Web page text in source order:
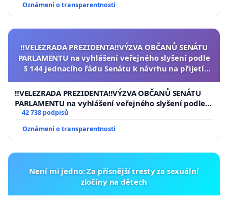
Oznámení o transparentnosti
‼️VELEZRADA PREZIDENTA‼️VÝZVA OBČANŮ SENÁTU
PARLAMENTU na vyhlášení veřejného slyšení podle
§ 144 jednacího řádu Senátu k návrhu na přijetí
republiky
‼️VELEZRADA PREZIDENTA‼️VÝZVA OBČANŮ SENÁTU
PARLAMENTU na vyhlášení veřejného slyšení podle §
144 jednacího řádu Senátu k návrhu na přijetí
usnesení k podání ústavní žaloby na prezidenta
republiky
42 738 podpisů
Oznámení o transparentnosti
Není mi jedno: Za přísnější tresty za sexuální
zločiny na dětech